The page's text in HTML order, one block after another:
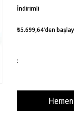
İndirimli
₺5.699,64'den
: